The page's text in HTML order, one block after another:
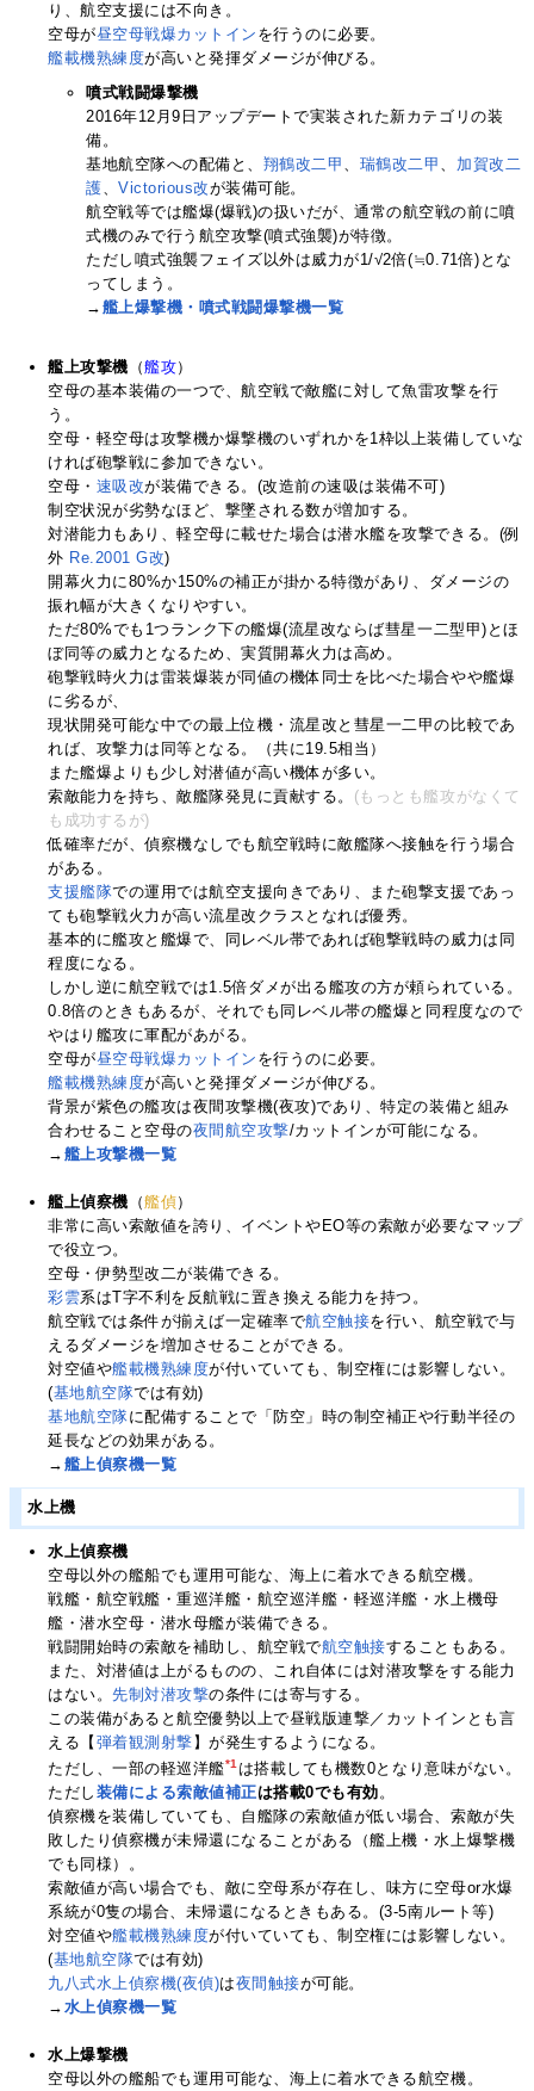
り、航空支援には不向き。
空母が昼空母戦爆カットイン を行うのに必要。
艦載機熟練度が高いと発揮ダメージが伸びる。
噴式戦闘爆撃機
2016年12月9日アップデートで実装された新カテゴリの装
備。
基地航空隊への配備と、 翔鶴改二甲 、 瑞鶴改二甲 、 加賀改二
護、Victorious改が装備可能。
航空戦等では艦爆(爆戦)の扱いだが、通常の航空戦の前に噴
式機のみで行う航空攻撃(噴式強襲)が特徴。
ただし噴式強襲フェイズ以外は威力が1/√2倍(≒0.71倍)とな
ってしまう。
→ 艦上爆撃機・噴式戦闘爆撃機一覧
艦上攻撃機 （艦攻）
空母の基本装備の一つで、航空戦で敵艦に対して魚雷攻撃を行
う。
空母・軽空母は攻撃機か爆撃機のいずれかを1枠以上装備していな
ければ砲撃戦に参加できない。
空母・ 速吸改が装備できる。(改造前の速吸は装備不可)
制空状況が劣勢なほど、撃墜される数が増加する。
対潜能力もあり、軽空母に載せた場合は潜水艦を攻撃できる。(例
外 Re.2001 G改)
開幕火力に80%か150%の補正が掛かる特徴があり、ダメージの
振れ幅が大きくなりやすい。
ただ80%でも1つランク下の艦爆(流星改ならば彗星一二型甲)とほ
ぼ同等の威力となるため、実質開幕火力は高め。
砲撃戦時火力は雷装爆装が同値の機体同士を比べた場合やや艦爆
に劣るが、
現状開発可能な中での最上位機・流星改と彗星一二甲の比較であ
れば、攻撃力は同等となる。（共に19.5相当）
また艦爆よりも少し対潜値が高い機体が多い。
索敵能力を持ち、敵艦隊発見に貢献する。 (もっとも艦攻がなくて
も成功するが)
低確率だが、偵察機なしでも航空戦時に敵艦隊へ接触を行う場合
がある。
支援艦隊での運用では航空支援向きであり、また砲撃支援であっ
ても砲撃戦火力が高い流星改クラスとなれば優秀。
基本的に艦攻と艦爆で、同レベル帯であれば砲撃戦時の威力は同
程度になる。
しかし逆に航空戦では1.5倍ダメが出る艦攻の方が頼られている。
0.8倍のときもあるが、それでも同レベル帯の艦爆と同程度なので
やはり艦攻に軍配があがる。
空母が昼空母戦爆カットイン を行うのに必要。
艦載機熟練度が高いと発揮ダメージが伸びる。
背景が紫色の艦攻は夜間攻撃機(夜攻)であり、特定の装備と組み
合わせること空母の夜間航空攻撃/カットインが可能になる。
→ 艦上攻撃機一覧
艦上偵察機 （艦偵）
非常に高い索敵値を誇り、イベントやEO等の索敵が必要なマップ
で役立つ。
空母・伊勢型改二が装備できる。
彩雲系はT字不利を反航戦に置き換える能力を持つ。
航空戦では条件が揃えば一定確率で航空触接を行い、航空戦で与
えるダメージを増加させることができる。
対空値や艦載機熟練度が付いていても、制空権には影響しない。
(基地航空隊では有効)
基地航空隊に配備することで「防空」時の制空補正や行動半径の
延長などの効果がある。
→ 艦上偵察機一覧
水上機
水上偵察機
空母以外の艦船でも運用可能な、海上に着水できる航空機。
戦艦・航空戦艦・重巡洋艦・航空巡洋艦・軽巡洋艦・水上機母
艦・潜水空母・潜水母艦が装備できる。
戦闘開始時の索敵を補助し、航空戦で航空触接することもある。
また、対潜値は上がるものの、これ自体には対潜攻撃をする能力
はない。先制対潜攻撃の条件には寄与する。
この装備があると航空優勢以上で昼戦版連撃／カットインとも言
える【 弾着観測射撃 】が発生するようになる。
ただし、一部の軽巡洋艦*1 は搭載しても機数0となり意味がない。
ただし 装備による索敵値補正は搭載0でも有効。
偵察機を装備していても、自艦隊の索敵値が低い場合、索敵が失
敗したり偵察機が未帰還になることがある（艦上機・水上爆撃機
でも同様）。
索敵値が高い場合でも、敵に空母系が存在し、味方に空母or水爆
系統が0隻の場合、未帰還になるときもある。(3-5南ルート等)
対空値や艦載機熟練度が付いていても、制空権には影響しない。
(基地航空隊では有効)
九八式水上偵察機(夜偵)は夜間触接が可能。
→ 水上偵察機一覧
水上爆撃機
空母以外の艦船でも運用可能な、海上に着水できる航空機。